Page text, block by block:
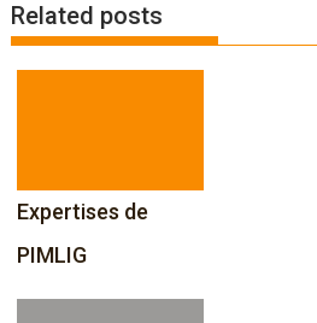
t
n
a
t
i
o
Related posts
Expertises de
PIMLIG